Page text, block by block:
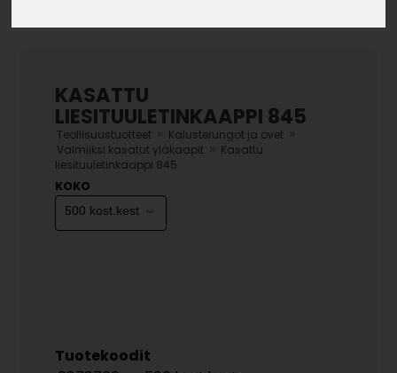
KASATTU
LIESITUULETINKAAPPI 845
Teollisuustuotteet Kalusterungot ja ovet
Valmiiksi kasatut yläkaapit
Kasattu
liesituuletinkaappi 845
KOKO
Tuotekoodit